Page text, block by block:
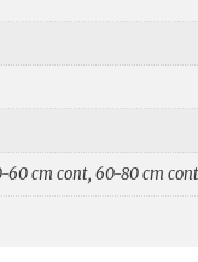
60 cm cont, 60-80 cm cont